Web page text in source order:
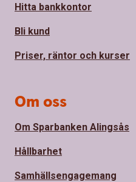
Hitta bankkontor
Bli kund
Priser, räntor och kurser
Om oss
Om Sparbanken Alingsås
Hållbarhet
Samhällsengagemang